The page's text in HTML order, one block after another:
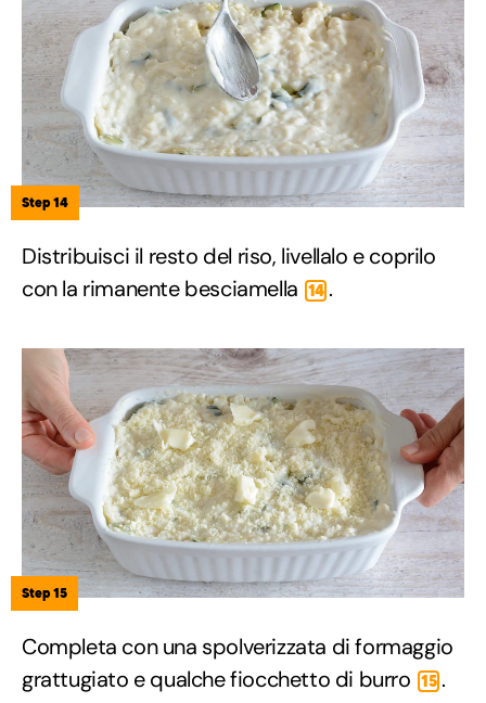
Step 14
Distribuisci il resto del riso, livellalo e coprilo
con la rimanente besciamella 14 .
Step 15
Completa con una spolverizzata di formaggio
grattugiato e qualche fiocchetto di burro 15 .